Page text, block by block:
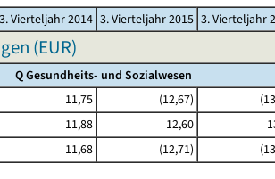
3. Vierteljahr 2014 3. Vierteljahr 2015 3. Vierteljahr
(EUR)
Q Gesundheits- und Sozialwesen
11,75 (12,67)
11,88 12,60
11,68 (12,71)